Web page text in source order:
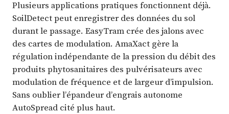
Plusieurs applications pratiques fonctionnent déjà.
SoilDetect peut enregistrer des données du sol
durant le passage. EasyTram crée des jalons avec
des cartes de modulation. AmaXact gère la
régulation indépendante de la pression du débit des
produits phytosanitaires des pulvérisateurs avec
modulation de fréquence et de largeur d’impulsion.
Sans oublier l’épandeur d’engrais autonome
AutoSpread cité plus haut.